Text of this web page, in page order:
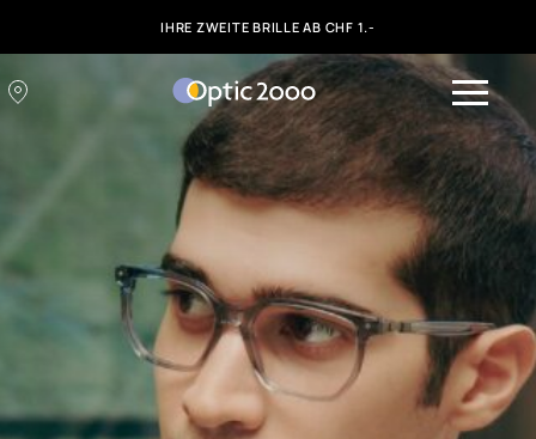
IHRE ZWEITE BRILLE AB CHF 1.-